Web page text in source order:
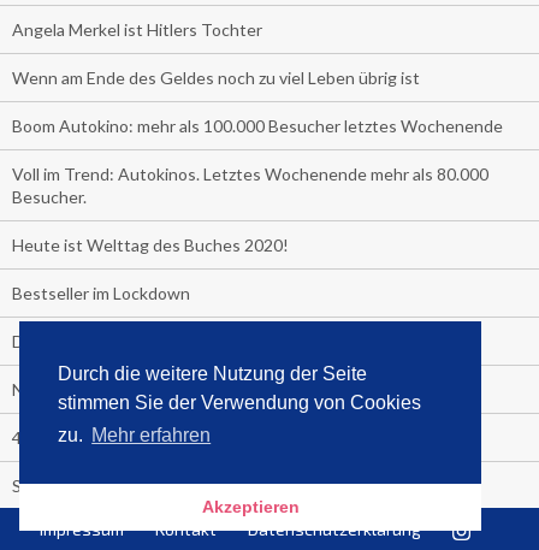
Durch die weitere Nutzung der Seite
stimmen Sie der Verwendung von Cookies
zu. Mehr erfahren
Akzeptieren
Angela Merkel ist Hitlers Tochter
Wenn am Ende des Geldes noch zu viel Leben übrig ist
Boom Autokino: mehr als 100.000 Besucher letztes Wochenende
Voll im Trend: Autokinos. Letztes Wochenende mehr als 80.000
Besucher.
Heute ist Welttag des Buches 2020!
Bestseller im Lockdown
Das unglaubliche Hochbeet
Nr. 1 Gesundheit ist das Corona-Handbuch
4 Wochen Fastenzeit!
Sensationell: "Der ewige Faschismus"
TV-Straßenfeger
Impressum Kontakt Datenschutzerklärung